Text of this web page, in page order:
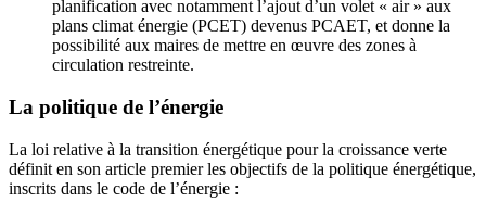
planification avec notamment l’ajout d’un volet « air » aux
plans climat énergie (PCET) devenus PCAET, et donne la
possibilité aux maires de mettre en œuvre des zones à
circulation restreinte.
La politique de l’énergie
La loi relative à la transition énergétique pour la croissance verte
définit en son article premier les objectifs de la politique énergétique,
inscrits dans le code de l’énergie :